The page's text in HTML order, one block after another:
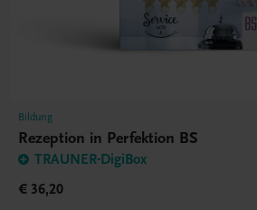
Bildung
Rezeption in Perfektion BS
TRAUNER-DigiBox
€ 36,20